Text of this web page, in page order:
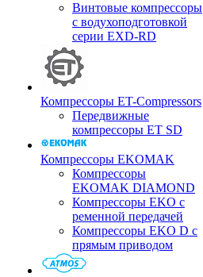
Винтовые компрессоры
с водухоподготовкой
серии EXD-RD
Компрессоры ET-Compressors
Передвижные
компрессоры ET SD
Компрессоры EKOMAK
Компрессоры
EKOMAK DIAMOND
Компрессоры EKO c
ременной передачей
Компрессоры EKO D с
прямым приводом